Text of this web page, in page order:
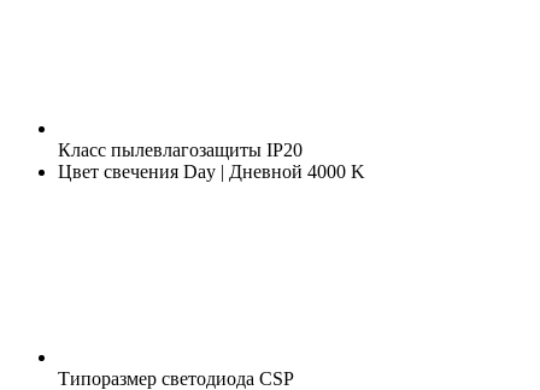
Класс пылевлагозащиты IP20
Цвет свечения Day | Дневной 4000 K
Типоразмер светодиода CSP